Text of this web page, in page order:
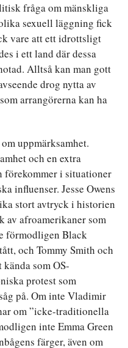
fråga om mänskliga
sexuell läggning fick
vare att ett idrottsligt
i ett land där dessa
Alltså kan man gott
drog nytta av
arrangörerna kan ha
uppmärksamhet.
och en extra
förekommer i situationer
influenser. Jesse Owens
stort avtryck i historien
av afroamerikaner som
förmodligen Black
och Tommy Smith och
som OS-
protest som
på. Om inte Vladimir
om ”icke-traditionella
inte Emma Green
färger, även om